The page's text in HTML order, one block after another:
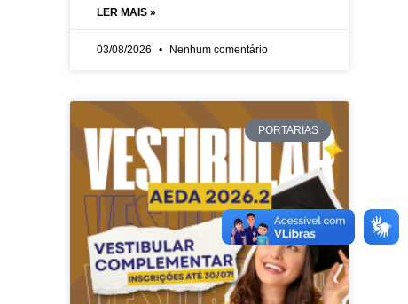
LER MAIS »
03/08/2026 Nenhum comentário
PORTARIAS